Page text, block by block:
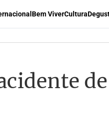
Bem ViverCultura